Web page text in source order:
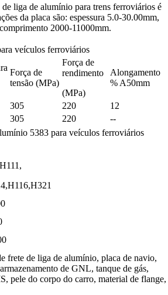
liga de alumínio para trens ferroviários é
da placa são: espessura 5.0-30.00mm,
2000-11000mm.
veículos ferroviários
Força de
tensão (MPa)
Força de
rendimento
(MPa)
Alongamento
% A50mm
305 220
12
305 220
--
5383 para veículos ferroviários
frete de liga de alumínio, placa de navio,
de GNL, tanque de gás,
pele do corpo do carro, material de flange,